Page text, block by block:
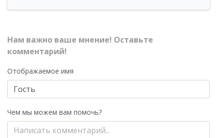
Нам важно ваше мнение! Оставьте
комментарий!
Отображаемое имя
Чем мы можем вам помочь?